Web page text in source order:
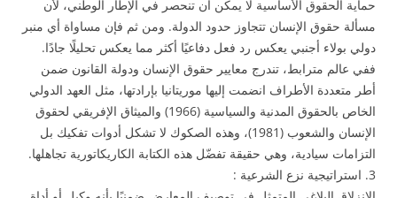
حماية الحقوق الأساسية لا يمكن أن تنحصر في الإطار الوطني، لأن
مسألة حقوق الإنسان تتجاوز حدود الدولة. ومن ثم فإن مساواة أي منبر
دولي بولاء أجنبي يعكس رد فعل دفاعيًا أكثر مما يعكس تحليلًا جادًا.
ففي عالم مترابط، تندرج معايير حقوق الإنسان ودولة القانون ضمن
أطر متعددة الأطراف انضمت إليها موريتانيا بإرادتها، مثل العهد الدولي
الخاص بالحقوق المدنية والسياسية (1966) والميثاق الإفريقي لحقوق
الإنسان والشعوب (1981)، وهذه الصكوك لا تشكل أدوات تفكيك بل
التزامات سيادية، وهي حقيقة تفضّل هذه الكتابة الكاريكاتورية تجاهلها.
3. استراتيجية نزع الشرعية :